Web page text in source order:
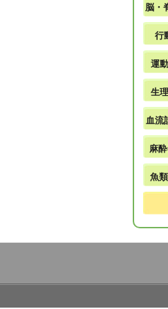
脳・
行
運
生
血流
麻
魚